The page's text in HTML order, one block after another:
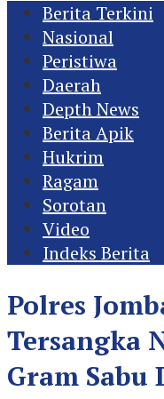
Berita Terkini
Nasional
Peristiwa
Daerah
Depth News
Berita Apik
Hukrim
Ragam
Sorotan
Video
Indeks Berita
Polres
Tersangka
Gram Sabu